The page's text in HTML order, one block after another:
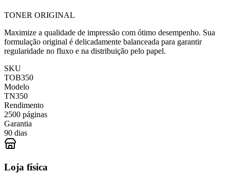
TONER ORIGINAL
Maximize a qualidade de impressão com ótimo desempenho. Sua
formulação original é delicadamente balanceada para garantir
regularidade no fluxo e na distribuição pelo papel.
SKU
TOB350
Modelo
TN350
Rendimento
2500 páginas
Garantia
90 dias
Loja física